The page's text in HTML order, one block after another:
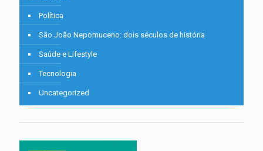
Política
São João Nepomuceno: dois séculos de história
Saúde e Lifestyle
Tecnologia
Uncategorized